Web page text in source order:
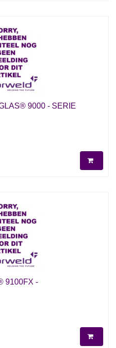
9000 - SERIE
9100FX -